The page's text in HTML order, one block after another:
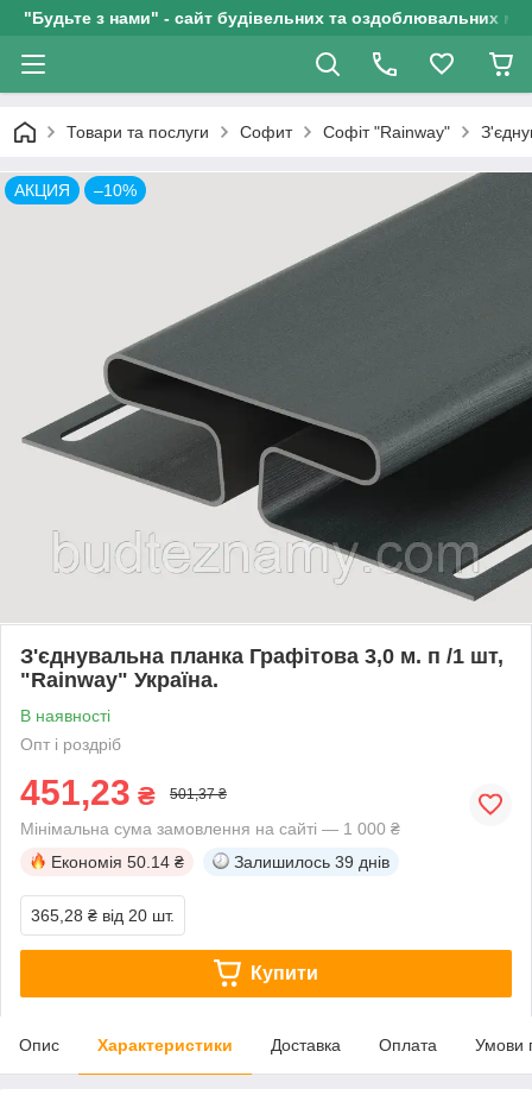
"Будьте з нами" - сайт будівельних та оздоблювальних
Товари та послуги Софит Софіт "Rainway"
АКЦИЯ –10%
З'єднувальна планка Графітова 3,0 м. п /1 шт,
"Rainway" Україна.
В наявності
Опт і роздріб
451,23 ₴ 501,37 ₴
Мінімальна сума замовлення на сайті — 1 000 ₴
Економія 50.14 ₴ Залишилось 39 днів
365,28 ₴ від 20 шт.
Купити
Опис Характеристики Доставка Оплата Умови